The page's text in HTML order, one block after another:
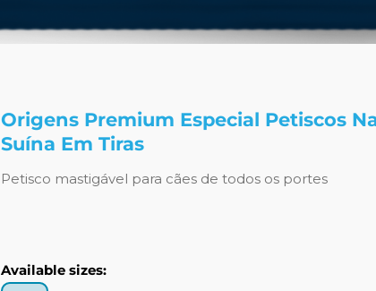
Origens Premium Especial Petiscos
Suína Em Tiras
Petisco mastigável para cães de todos os portes
Available sizes: